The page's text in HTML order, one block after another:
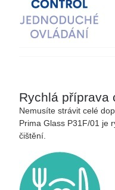
Rychlá příprava
Nemusíte strávit celé
Prima Glass P31F/01 je
čištění.